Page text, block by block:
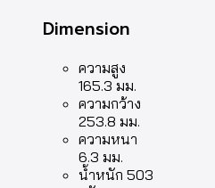
Dimension
ความสูง
165.3 มม.
ความกว้าง
253.8 มม.
ความหนา
6.3 มม.
น้ำหนัก 503